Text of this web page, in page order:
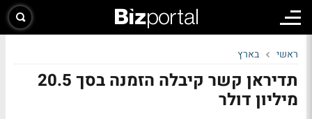
ראשי בארץ
תדיראן קשר קיבלה הזמנה בסך 20.5
מיליון דולר